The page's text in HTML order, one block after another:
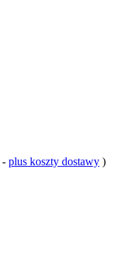
- plus koszty dostawy )